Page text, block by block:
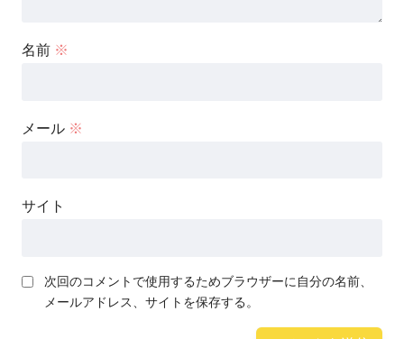
名前 ※
メール ※
サイト
次回のコメントで使用するためブラウザーに自分の名前、
メールアドレス、サイトを保存する。